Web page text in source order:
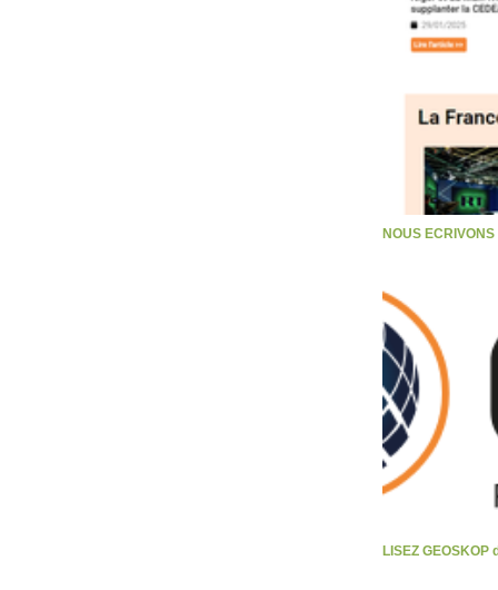
NOUS
LISEZ GEOSKOP